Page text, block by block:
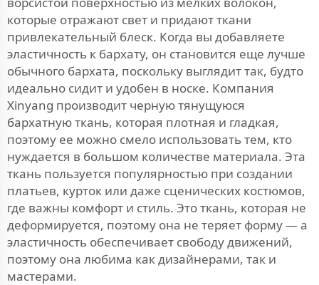
которые отражают свет и придают ткани
привлекательный блеск. Когда вы добавляете
эластичность к бархату, он становится еще лучше
обычного бархата, поскольку выглядит так, будто
идеально сидит и удобен в носке. Компания
Xinyang производит черную тянущуюся
бархатную ткань, которая плотная и гладкая,
поэтому ее можно смело использовать тем, кто
нуждается в большом количестве материала. Эта
ткань пользуется популярностью при создании
платьев, курток или даже сценических костюмов,
где важны комфорт и стиль. Это ткань, которая не
деформируется, поэтому она не теряет форму — а
эластичность обеспечивает свободу движений,
поэтому она любима как дизайнерами, так и
мастерами.